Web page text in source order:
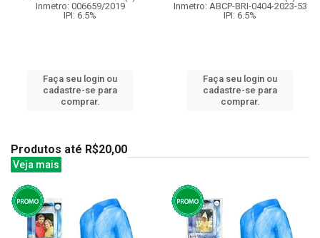
Inmetro: 006659/2019
IPI: 6.5%
Faça seu login ou
cadastre-se para
comprar.
Inmetro: ABCP-BRI-0404-2023-53
IPI: 6.5%
Faça seu login ou
cadastre-se para
comprar.
Produtos até R$20,00
Veja mais